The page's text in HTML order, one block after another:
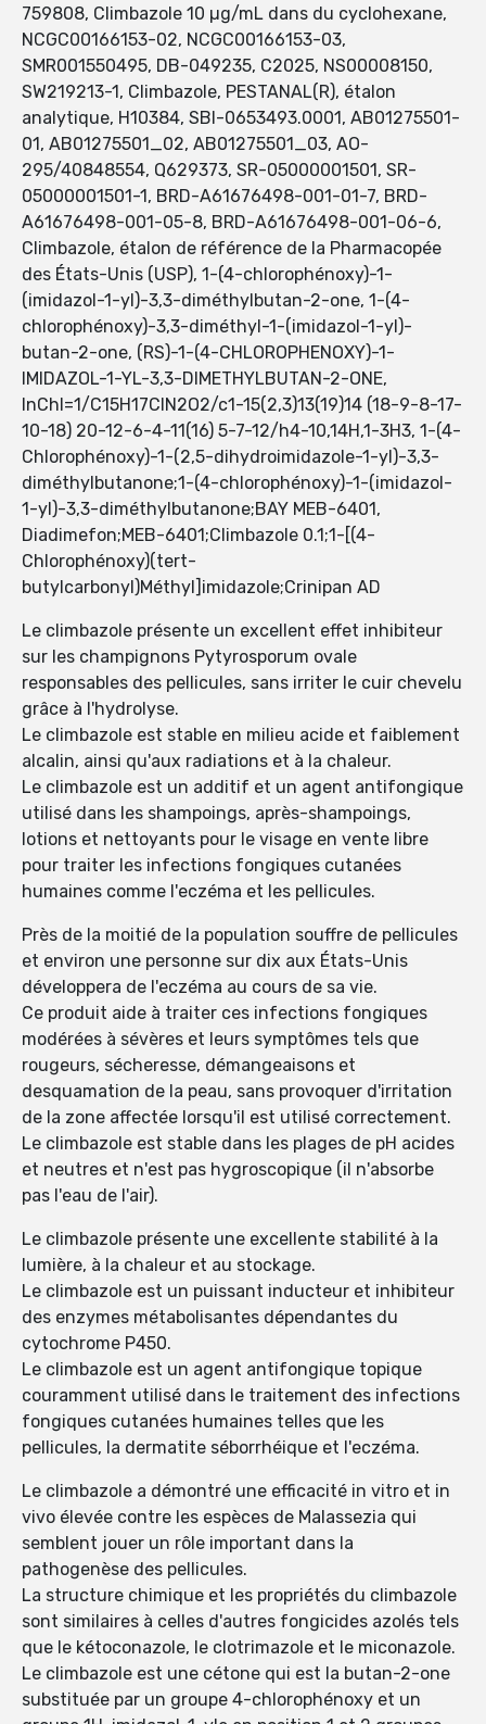
759808, Climbazole 10 µg/mL dans du cyclohexane,
NCGC00166153-02, NCGC00166153-03,
SMR001550495, DB-049235, C2025, NS00008150,
SW219213-1, Climbazole, PESTANAL(R), étalon
analytique, H10384, SBI-0653493.0001, AB01275501-
01, AB01275501_02, AB01275501_03, AO-
295/40848554, Q629373, SR-05000001501, SR-
05000001501-1, BRD-A61676498-001-01-7, BRD-
A61676498-001-05-8, BRD-A61676498-001-06-6,
Climbazole, étalon de référence de la Pharmacopée
des États-Unis (USP), 1-(4-chlorophénoxy)-1-
(imidazol-1-yl)-3,3-diméthylbutan-2-one, 1-(4-
chlorophénoxy)-3,3-diméthyl-1-(imidazol-1-yl)-
butan-2-one, (RS)-1-(4-CHLOROPHENOXY)-1-
IMIDAZOL-1-YL-3,3-DIMETHYLBUTAN-2-ONE,
InChI=1/C15H17ClN2O2/c1-15(2,3)13(19)14 (18-9-8-17-
10-18) 20-12-6-4-11(16) 5-7-12/h4-10,14H,1-3H3, 1-(4-
Chlorophénoxy)-1-(2,5-dihydroimidazole-1-yl)-3,3-
diméthylbutanone;1-(4-chlorophénoxy)-1-(imidazol-
1-yl)-3,3-diméthylbutanone;BAY MEB-6401,
Diadimefon;MEB-6401;Climbazole 0.1;1-[(4-
Chlorophénoxy)(tert-
butylcarbonyl)Méthyl]imidazole;Crinipan AD
Le climbazole présente un excellent effet inhibiteur
sur les champignons Pytyrosporum ovale
responsables des pellicules, sans irriter le cuir chevelu
grâce à l'hydrolyse.
Le climbazole est stable en milieu acide et faiblement
alcalin, ainsi qu'aux radiations et à la chaleur.
Le climbazole est un additif et un agent antifongique
utilisé dans les shampoings, après-shampoings,
lotions et nettoyants pour le visage en vente libre
pour traiter les infections fongiques cutanées
humaines comme l'eczéma et les pellicules.
Près de la moitié de la population souffre de pellicules
et environ une personne sur dix aux États-Unis
développera de l'eczéma au cours de sa vie.
Ce produit aide à traiter ces infections fongiques
modérées à sévères et leurs symptômes tels que
rougeurs, sécheresse, démangeaisons et
desquamation de la peau, sans provoquer d'irritation
de la zone affectée lorsqu'il est utilisé correctement.
Le climbazole est stable dans les plages de pH acides
et neutres et n'est pas hygroscopique (il n'absorbe
pas l'eau de l'air).
Le climbazole présente une excellente stabilité à la
lumière, à la chaleur et au stockage.
Le climbazole est un puissant inducteur et inhibiteur
des enzymes métabolisantes dépendantes du
cytochrome P450.
Le climbazole est un agent antifongique topique
couramment utilisé dans le traitement des infections
fongiques cutanées humaines telles que les
pellicules, la dermatite séborrhéique et l'eczéma.
Le climbazole a démontré une efficacité in vitro et in
vivo élevée contre les espèces de Malassezia qui
semblent jouer un rôle important dans la
pathogenèse des pellicules.
La structure chimique et les propriétés du climbazole
sont similaires à celles d'autres fongicides azolés tels
que le kétoconazole, le clotrimazole et le miconazole.
Le climbazole est une cétone qui est la butan-2-one
substituée par un groupe 4-chlorophénoxy et un